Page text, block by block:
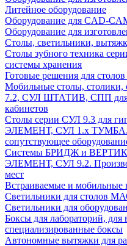
Литейное оборудование
Оборудование для CAD-
Оборудование для
Cтолы, светильники,
Столы зубного техника
системы хранения
Готовые решения для столов
Мобильные столы,
7.2, СУЛ ШТАТИВ, СПП для
кабинетов
Столы серии СУЛ 9.3 для
ЭЛЕМЕНТ, СУЛ 1.х ТУМБА.
сопутствующее
Системы БРИДЖ и
ЭЛЕМЕНТ, СУЛ 9.2.
мест
Встраиваемые и мобильные
Светильники для столов
Светильники для
Боксы для лабораторий, для
специализированные боксы
Автономные вытяжки для